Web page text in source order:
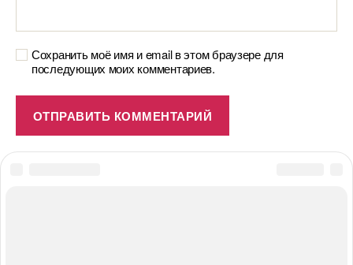
Сохранить моё имя и email в этом браузере для
последующих моих комментариев.